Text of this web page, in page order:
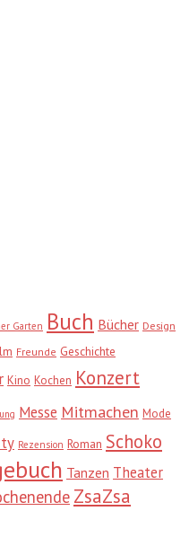
Garten Buch Bücher Design
Freunde Geschichte
Kino Kochen Konzert
Messe Mitmachen Mode
Rezension Roman Schoko
Tanzen Theater
ZsaZsa